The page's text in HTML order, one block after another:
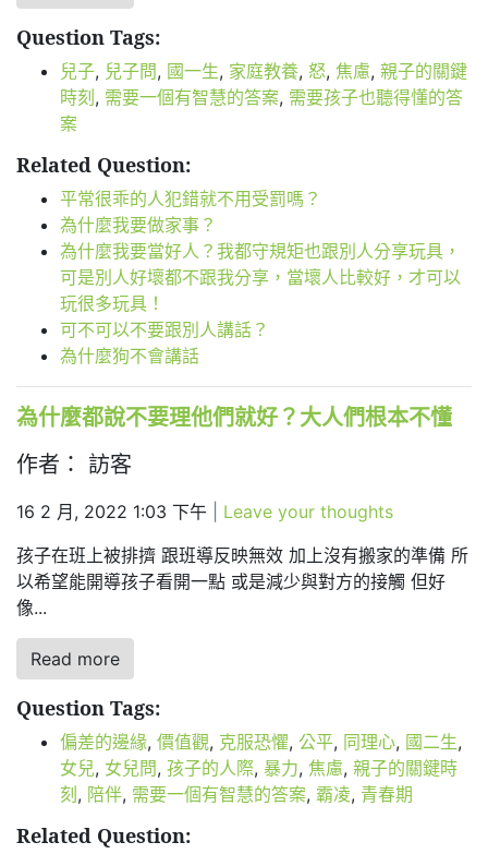
Question Tags:
兒子, 兒子問, 國一生, 家庭教養, 怒, 焦慮, 親子的關鍵
時刻 , 需要一個有智慧的答案, 需要孩子也聽得懂的答
案
Related Question:
平常很乖的人犯錯就不用受罰嗎？
為什麼我要做家事？
為什麼我要當好人？我都守規矩也跟別人分享玩具，
可是別人好壞都不跟我分享，當壞人比較好，才可以
玩很多玩具！
可不可以不要跟別人講話？
為什麼狗不會講話
為什麼都說不要理他們就好？大人們根本不懂
作者： 訪客
16 2 月, 2022 1:03 下午
Leave your thoughts
孩子在班上被排擠 跟班導反映無效 加上沒有搬家的準備 所
以希望能開導孩子看開一點 或是減少與對方的接觸 但好
像...
Read more
Question Tags:
偏差的邊緣, 價值觀, 克服恐懼, 公平, 同理心, 國二生,
女兒, 女兒問, 孩子的人際, 暴力, 焦慮, 親子的關鍵時
刻 , 陪伴, 需要一個有智慧的答案, 霸凌, 青春期
Related Question: